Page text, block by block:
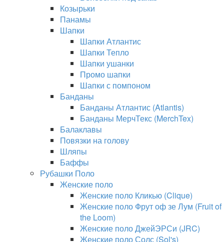
Козырьки
Панамы
Шапки
Шапки Атлантис
Шапки Тепло
Шапки ушанки
Промо шапки
Шапки с помпоном
Банданы
Банданы Атлантис (Atlantis)
Банданы МерчТекс (MerchTex)
Балаклавы
Повязки на голову
Шляпы
Баффы
Рубашки Поло
Женские поло
Женские поло Кликью (Clique)
Женские поло Фрут оф зе Лум (Fruit of
the Loom)
Женские поло ДжейЭРСи (JRC)
Женские поло Солс (Sol's)